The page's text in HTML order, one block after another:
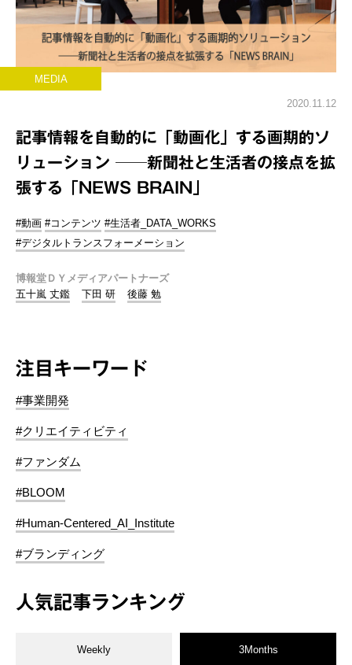
MEDIA
2020.11.12
記事情報を自動的に「動画化」する画期的ソ
リューション ──新聞社と生活者の接点を拡
張する「NEWS BRAIN」
#動画 #コンテンツ #生活者_DATA_WORKS
#デジタルトランスフォーメーション
博報堂ＤＹメディアパートナーズ
五十嵐 丈鑑
下田 研 後藤 勉
注目キーワード
#事業開発
#クリエイティビティ
#ファンダム
#BLOOM
#Human-Centered_AI_Institute
#ブランディング
人気記事ランキング
Weekly 3Months